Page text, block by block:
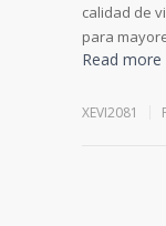
calidad de
para
Read more
XEVI2081